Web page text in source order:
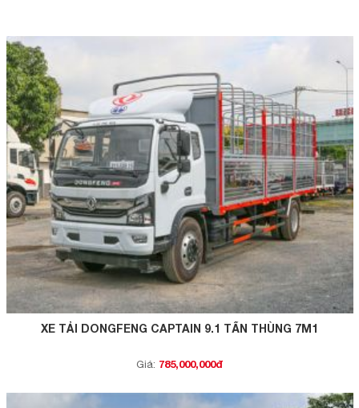
XE TẢI DONGFENG CAPTAIN 9.1 TẤN THÙNG 7M1
Giá: 785,000,000đ